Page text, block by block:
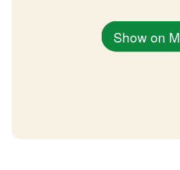
Show on